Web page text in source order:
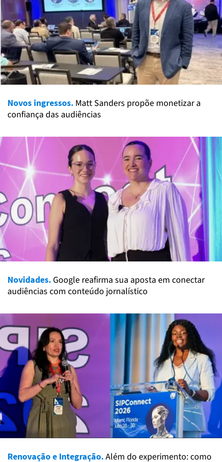
Novos ingressos. Matt Sanders propõe monetizar a
confiança das audiências
Novidades. Google reafirma sua aposta em conectar
audiências com conteúdo jornalístico
Renovação e Integração.Além do experimento: como